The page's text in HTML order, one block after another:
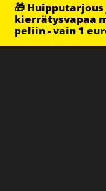
🎁
kierrätysvapaa
peliin - vain 1